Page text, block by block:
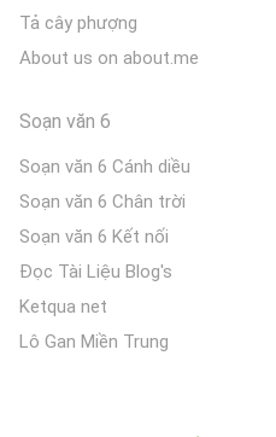
Tả cây phượng
About us on about.me
Soạn văn 6
Soạn văn 6 Cánh diều
Soạn văn 6 Chân trời
Soạn văn 6 Kết nối
Đọc Tài Liệu Blog's
Ketqua net
Lô Gan Miền Trung